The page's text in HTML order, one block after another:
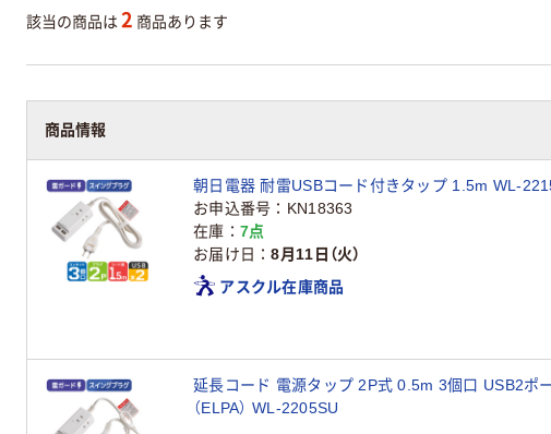
該当の商品は 2 商品あります
商品情報
朝日電器 耐雷USBコード付きタップ 1.5m WL-
お申込番号
KN18363
在庫
7点
お届け日
8月11日（火）
アスクル在庫商品
延長コード 電源タップ 2P式 0.5m 3個口 USB2ポ
（ELPA） WL-2205SU